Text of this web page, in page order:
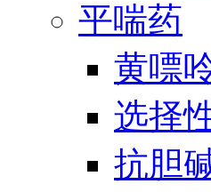
平喘药
黄嘌
选择
抗胆